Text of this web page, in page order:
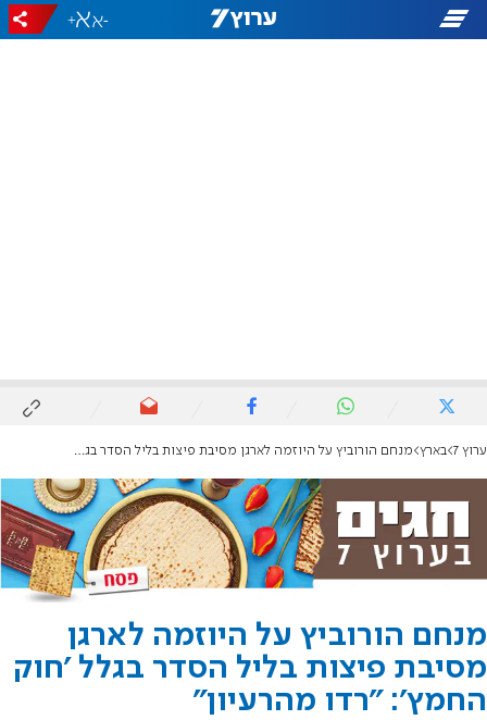
-
+
ערוץ 7 בארץ מנחם הורוביץ על היוזמה לארגן מסיבת פיצות בליל הסדר בגלל 'חוק החמץ': "רדו מהרעיון"
מנחם הורוביץ על היוזמה לארגן
מסיבת פיצות בליל הסדר בגלל 'חוק
החמץ': "רדו מהרעיון"